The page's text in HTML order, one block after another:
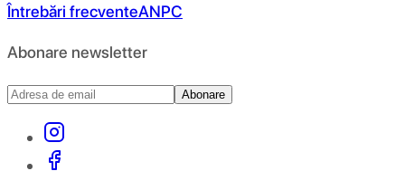
Întrebări frecventeANPC
Abonare newsletter
Abonare